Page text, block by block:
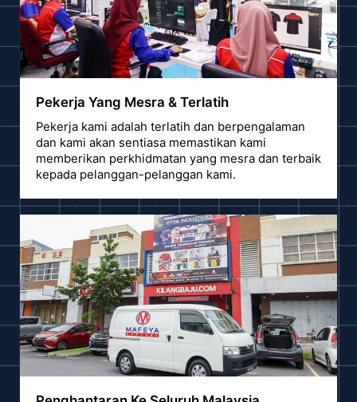
Pekerja Yang Mesra & Terlatih
Pekerja kami adalah terlatih dan berpengalaman
dan kami akan sentiasa memastikan kami
memberikan perkhidmatan yang mesra dan terbaik
kepada pelanggan-pelanggan kami.